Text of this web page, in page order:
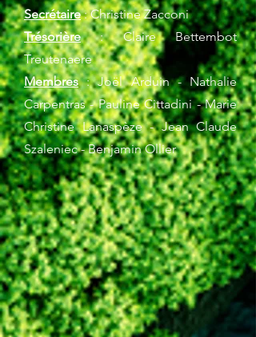
Secrétaire: Christine Zacconi
Trésorière: Claire Bettembot
Treutenaere
Membres: Joël Arduin - Nathalie
Carpentras - Pauline Cittadini - Marie
Christine Lanaspèze - Jean Claude
Szaleniec - Benjamin Ollier